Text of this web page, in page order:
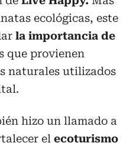
ecológicas, este
la importancia de
que provienen
naturales utilizados
hizo un llamado a
el ecoturismo